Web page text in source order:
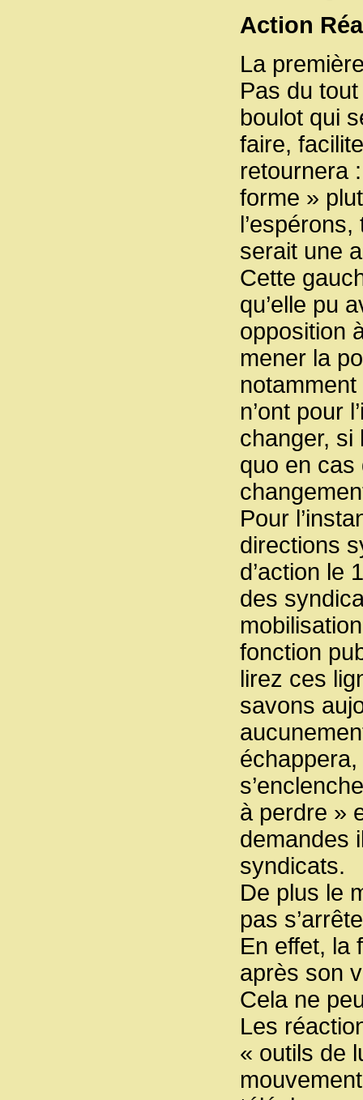
Action
La
Pas du
boulot qui
faire,
retournera
forme »
serait une
Cette
qu’elle pu
opposition
mener la
n’ont pour
changer, si
quo en cas
Pour
directions
d’action le
des
fonction
lirez ces
savons
à perdre »
demandes
syndicats.
De plus le
pas
En effet, la
après son
Cela ne
Les
« outils de